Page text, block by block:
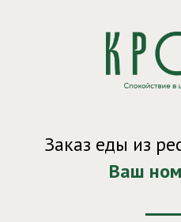
Заказ еды из
Ваш